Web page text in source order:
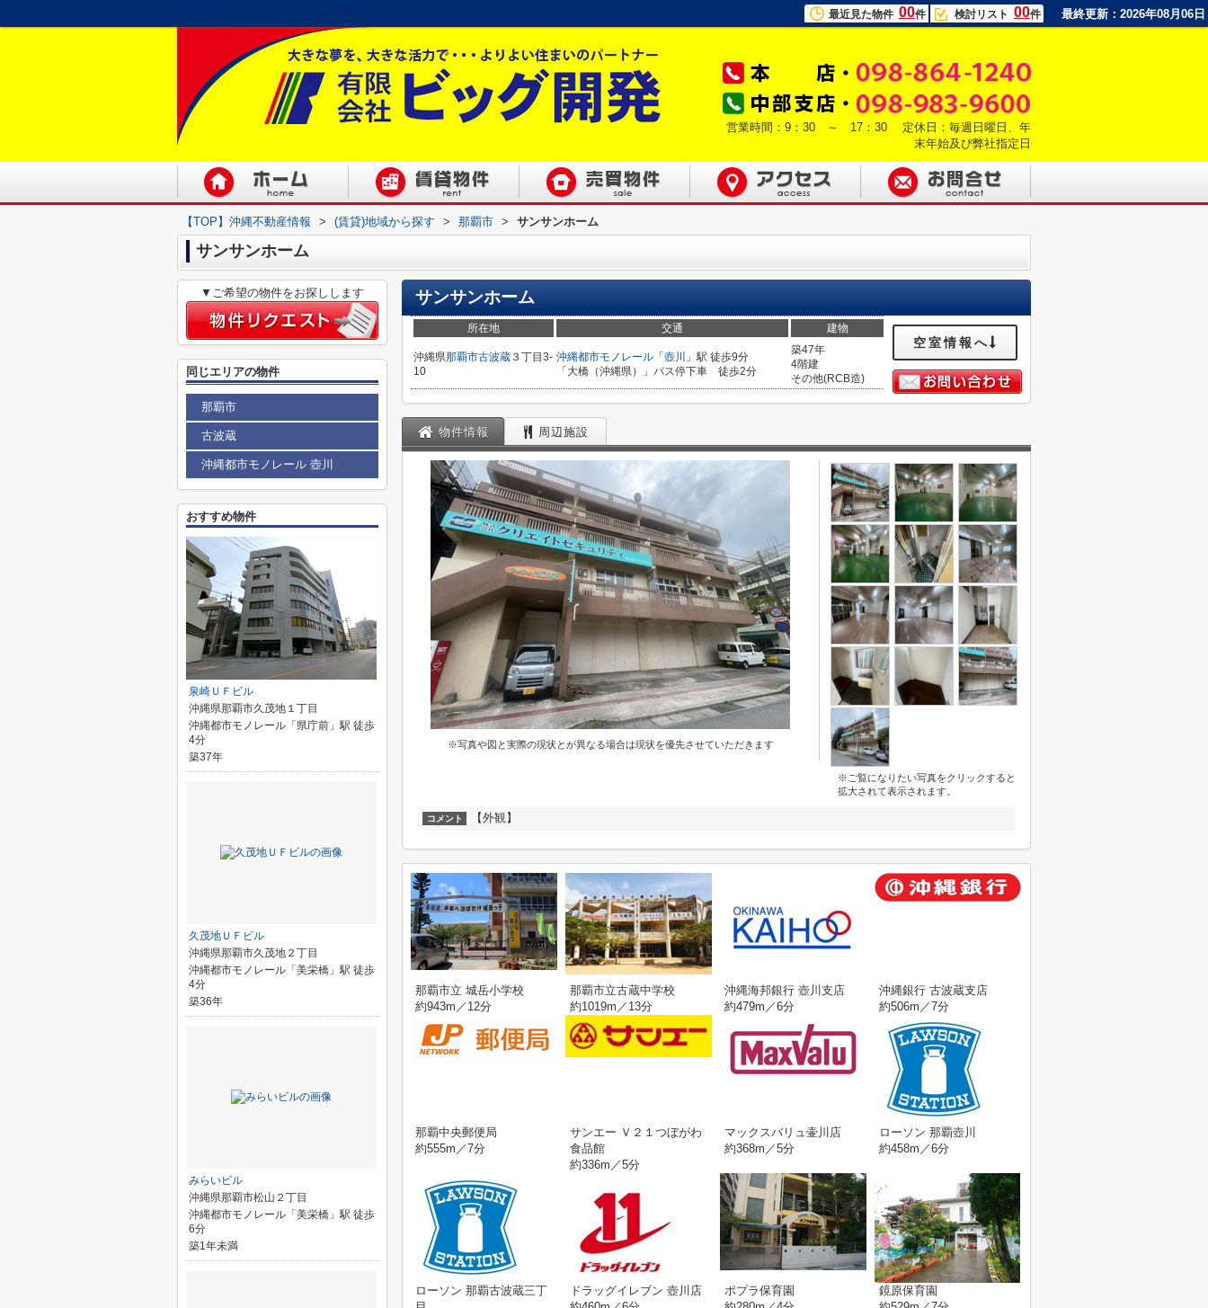
最近見た物件 00件 検討リスト 00件 最終更新：2026年08月06日
営業時間：9：30 ～ 17：30 定休日：毎週日曜日、年
末年始及び弊社指定日
【TOP】沖縄不動産情報 > (賃貸)地域から探す > 那覇市 > サンサンホーム
サンサンホーム
サンサンホーム
所在地 交通 建物
沖縄県那覇市古波蔵 ３丁目3-
10
沖縄都市モノレール 「 壺川
」駅 徒歩9分
「大橋（沖縄県）」バス停下車 徒歩2分
築47年
4階建
その他(RCB造)
空室情報へ
物件情報 周辺施設
※写真や図と実際の現状とが異なる場合は現状を優先させていただきます
※ご覧になりたい写真をクリックすると
拡大されて表示されます。
コメント 【外観】
那覇市立 城岳小学校
約943m／12分
那覇市立古蔵中学校
約1019m／13分
沖縄海邦銀行 壺川支店
約479m／6分
沖縄銀行 古波蔵支店
約506m／7分
那覇中央郵便局
約555m／7分
サンエー Ｖ２１つぼがわ
食品館
約336m／5分
マックスバリュ壷川店
約368m／5分
ローソン 那覇壺川
約458m／6分
ローソン 那覇古波蔵三丁
ドラッグイレブン 壺川店
ポプラ保育園
鏡原保育園
▼ご希望の物件をお探しします
同じエリアの物件
那覇市
古波蔵
沖縄都市モノレール 壺川
おすすめ物件
泉崎ＵＦビル
沖縄県那覇市久茂地１丁目
沖縄都市モノレール「県庁前」駅 徒歩
4分
築37年
久茂地ＵＦビル
沖縄県那覇市久茂地２丁目
沖縄都市モノレール「美栄橋」駅 徒歩
4分
築36年
みらいビル
沖縄県那覇市松山２丁目
沖縄都市モノレール「美栄橋」駅 徒歩
6分
築1年未満